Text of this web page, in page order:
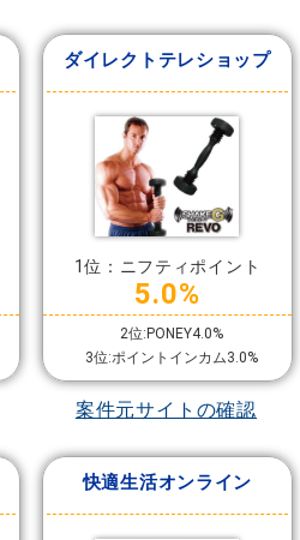
ダイレクトテレショップ
1位：ニフティポイント
5.0%
2位:PONEY4.0%
3位:ポイントインカム3.0%
案件元サイトの確認
快適生活オンライン